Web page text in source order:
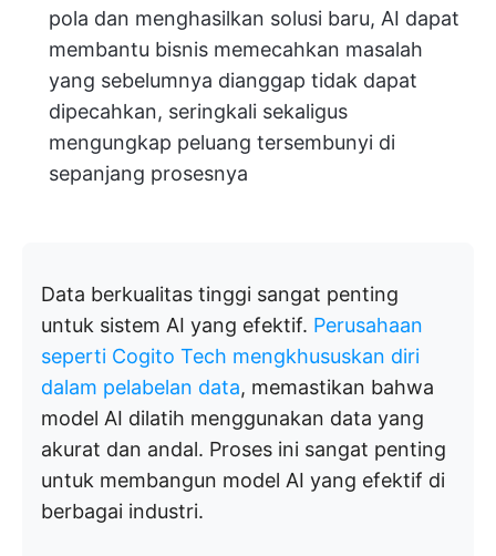
pola dan menghasilkan solusi baru, AI dapat
membantu bisnis memecahkan masalah
yang sebelumnya dianggap tidak dapat
dipecahkan, seringkali sekaligus
mengungkap peluang tersembunyi di
sepanjang prosesnya
Data berkualitas tinggi sangat penting
untuk sistem AI yang efektif. Perusahaan
seperti Cogito Tech mengkhususkan diri
dalam pelabelan data, memastikan bahwa
model AI dilatih menggunakan data yang
akurat dan andal. Proses ini sangat penting
untuk membangun model AI yang efektif di
berbagai industri.